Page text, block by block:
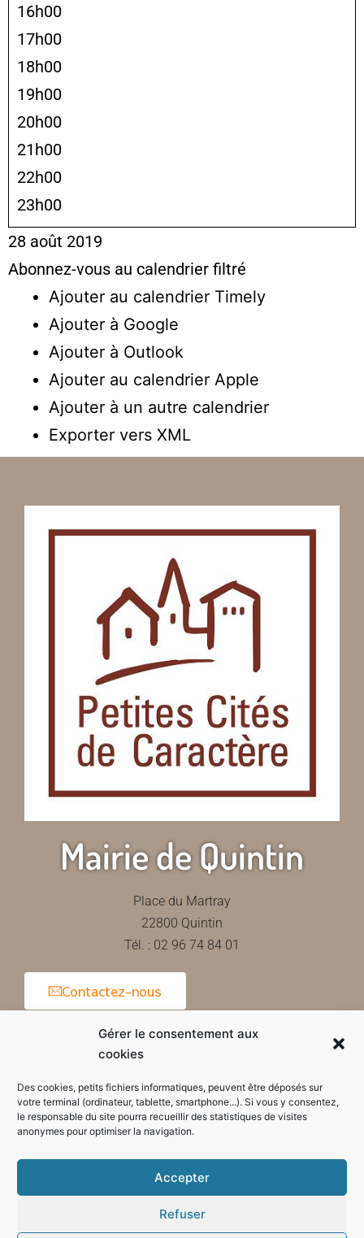
Gérer le consentement aux
cookies
Des cookies, petits fichiers informatiques, peuvent être déposés sur
votre terminal (ordinateur, tablette, smartphone...). Si vous y consentez,
le responsable du site pourra recueillir des statistiques de visites
anonymes pour optimiser la navigation.
Accepter
Refuser
16h00
17h00
18h00
19h00
20h00
21h00
22h00
23h00
28 août 2019
Abonnez-vous au calendrier filtré
Ajouter au calendrier Timely
Ajouter à Google
Ajouter à Outlook
Ajouter au calendrier Apple
Ajouter à un autre calendrier
Exporter vers XML
Mairie de Quintin
Place du Martray
22800 Quintin
Tél. : 02 96 74 84 01
Contactez-nous
Horaires d'ouverture de la mairie